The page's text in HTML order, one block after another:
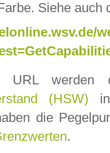
Siehe auch
URL
(HSW)
die
.